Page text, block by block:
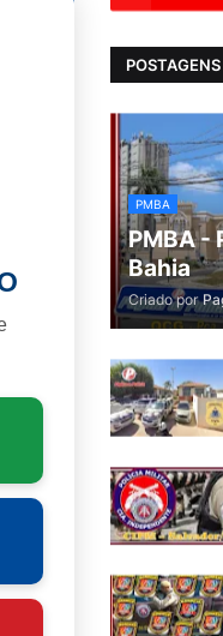
PMBA
PMBA -
Bahia
Criado por